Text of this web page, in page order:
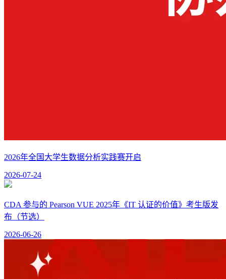
2026年全国大学生数据分析实践赛开启
2026-07-24
CDA 参与的 Pearson VUE 2025年《IT 认证的价值》考生版发
布（节选）
2026-06-26